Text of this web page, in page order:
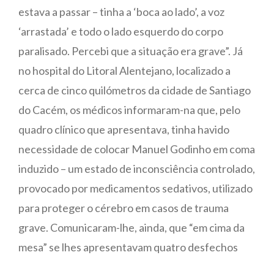
estava a passar – tinha a ‘boca ao lado’, a voz
‘arrastada’ e todo o lado esquerdo do corpo
paralisado. Percebi que a situação era grave”. Já
no hospital do Litoral Alentejano, localizado a
cerca de cinco quilómetros da cidade de Santiago
do Cacém, os médicos informaram-na que, pelo
quadro clínico que apresentava, tinha havido
necessidade de colocar Manuel Godinho em coma
induzido – um estado de inconsciência controlado,
provocado por medicamentos sedativos, utilizado
para proteger o cérebro em casos de trauma
grave. Comunicaram-lhe, ainda, que “em cima da
mesa” se lhes apresentavam quatro desfechos